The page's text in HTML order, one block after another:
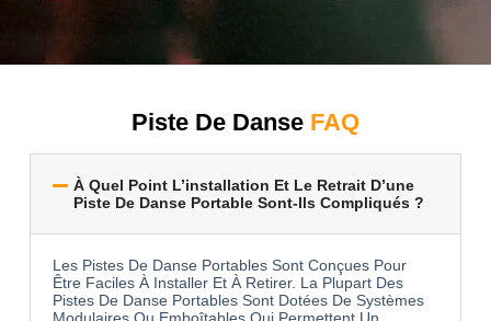
Piste De Danse FAQ
À Quel Point L’installation Et Le Retrait D’une
Piste De Danse Portable Sont-Ils Compliqués ?
Les Pistes De Danse Portables Sont Conçues Pour
Être Faciles À Installer Et À Retirer. La Plupart Des
Pistes De Danse Portables Sont Dotées De Systèmes